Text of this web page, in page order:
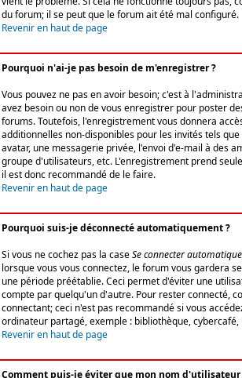
du forum; il se peut que le forum ait été mal configuré.
Revenir en haut de page
Pourquoi n'ai-je pas besoin de m'enregistrer ?
Vous pouvez ne pas en avoir besoin; c'est à
avez besoin ou non de vous enregistrer pour poster
forums. Toutefois, l'enregistrement vous donnera
additionnelles non-disponibles pour les invités tels
avatar, une messagerie privée, l'envoi d'e-mail à des
groupe d'utilisateurs, etc. L'enregistrement prend
il est donc recommandé de le faire.
Revenir en haut de page
Pourquoi suis-je déconnecté automatiquement ?
Si vous ne cochez pas la caseSe connecter
lorsque vous vous connectez, le forum vous gardera
une période préétablie. Ceci permet d'éviter une
compte par quelqu'un d'autre. Pour rester connecté,
connectant; ceci n'est pas recommandé si vous
ordinateur partagé, exemple : bibliothèque, cybercafé,
Revenir en haut de page
Comment puis-je éviter que mon nom d'utilisateur